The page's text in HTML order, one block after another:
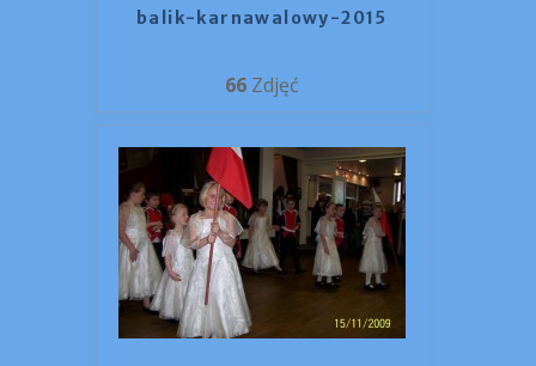
balik-karnawalowy-2015
66 Zdjęć